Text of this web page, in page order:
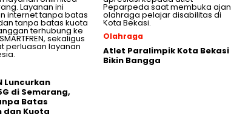
Luncurkan
di Semarang,
Batas
dan Kuota
Olahraga
Atlet Paralimpik Kota Bekasi
Bikin Bangga